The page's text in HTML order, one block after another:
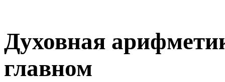
Духовная
главном